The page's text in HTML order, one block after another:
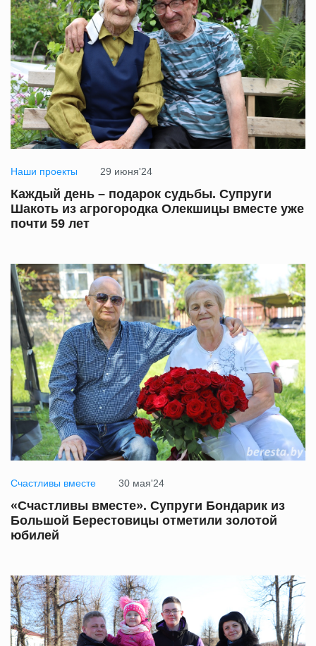
Наши проекты 29 июня'24
Каждый день – подарок судьбы. Супруги
Шакоть из агрогородка Олекшицы вместе уже
почти 59 лет
Счастливы вместе 30 мая'24
«Счастливы вместе». Супруги Бондарик из
Большой Берестовицы отметили золотой
юбилей